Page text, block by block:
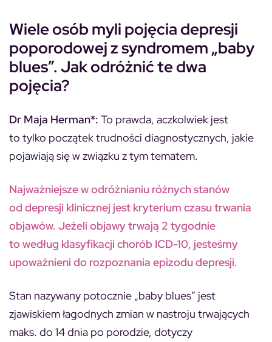
Wiele osób myli pojęcia depresji
poporodowej z syndromem „baby
blues”. Jak odróżnić te dwa
pojęcia?
Dr Maja Herman*: To prawda, aczkolwiek jest
to tylko początek trudności diagnostycznych, jakie
pojawiają się w związku z tym tematem.
Najważniejsze w odróżnianiu różnych stanów
od depresji klinicznej jest kryterium czasu trwania
objawów. Jeżeli objawy trwają 2 tygodnie
to według klasyfikacji chorób ICD-10, jesteśmy
upoważnieni do rozpoznania epizodu depresji.
Stan nazywany potocznie „baby blues” jest
zjawiskiem łagodnych zmian w nastroju trwających
maks. do 14 dnia po porodzie, dotyczy